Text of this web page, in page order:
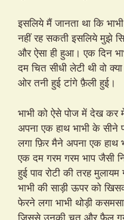
इसलिये मैं जानता था कि
नहीं रह सकती इसलिये मुझे
और ऐसा ही हुआ। एक दिन
दम चित सीधी लेटी थी वो
ओर तनी हुई टांगे फ़ैली हुई।
भाभी को ऐसे पोज में देख कर
अपना एक हाथ भाभी के सीने
लगा फ़िर मैने अपना एक हाथ
एक दम गरम गरम भाप जैसी
हुई पाव रोटी की तरह
भाभी की साड़ी ऊपर को
फेरने लगा भाभी थोड़ी
जिससे उनकी चूत और फ़ैल